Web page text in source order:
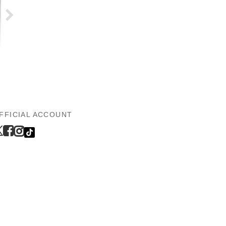
ACCOUNT